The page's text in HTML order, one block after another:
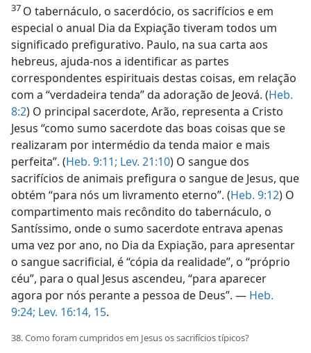
37 O tabernáculo, o sacerdócio, os sacrifícios e em
especial o anual Dia da Expiação tiveram todos um
significado prefigurativo. Paulo, na sua carta aos
hebreus, ajuda-nos a identificar as partes
correspondentes espirituais destas coisas, em relação
com a “verdadeira tenda” da adoração de Jeová. (Heb.
8:2) O principal sacerdote, Arão, representa a Cristo
Jesus “como sumo sacerdote das boas coisas que se
realizaram por intermédio da tenda maior e mais
perfeita”. (Heb. 9:11; Lev. 21:10) O sangue dos
sacrifícios de animais prefigura o sangue de Jesus, que
obtém “para nós um livramento eterno”. (Heb. 9:12) O
compartimento mais recôndito do tabernáculo, o
Santíssimo, onde o sumo sacerdote entrava apenas
uma vez por ano, no Dia da Expiação, para apresentar
o sangue sacrificial, é “cópia da realidade”, o “próprio
céu”, para o qual Jesus ascendeu, “para aparecer
agora por nós perante a pessoa de Deus”. — Heb.
9:24; Lev. 16:14, 15.
38. Como foram cumpridos em Jesus os sacrifícios típicos?